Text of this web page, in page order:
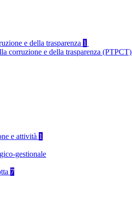
e della trasparenza 1
corruzione e della trasparenza (PTPCT)
e attività 1
gestionale
7